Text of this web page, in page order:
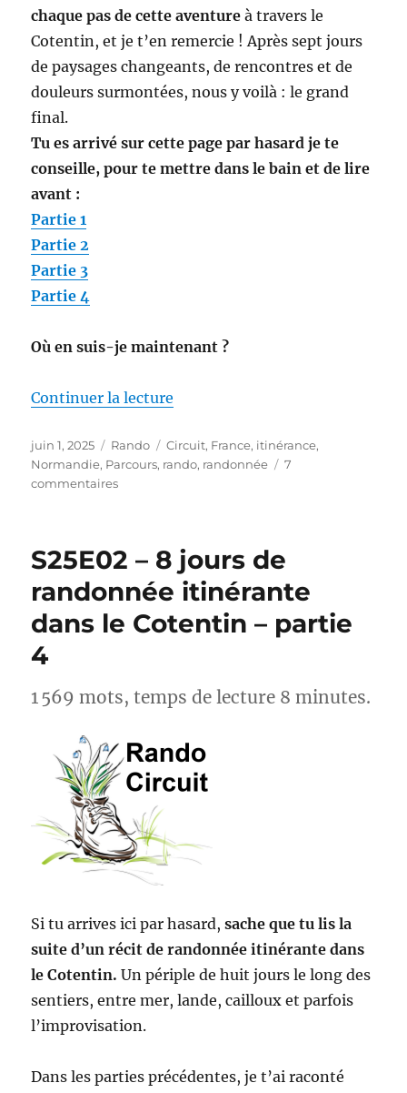
chaque pas de cette aventure à travers le
Cotentin, et je t’en remercie ! Après sept jours
de paysages changeants, de rencontres et de
douleurs surmontées, nous y voilà : le grand
final.
Tu es arrivé sur cette page par hasard je te
conseille, pour te mettre dans le bain et de lire
avant :
Partie 1
Partie 2
Partie 3
Partie 4
Où en suis-je maintenant ?
Continuer la lecture
Publié
le
juin 1, 2025 Catégories
Rando Étiquettes
Circuit, France, itinérance,
Normandie, Parcours, rando, randonnée
7
commentairessur
de
randonnée
itinérante
dans
le
partie
FIN
S25E02 – 8 jours de
randonnée itinérante
dans le Cotentin – partie
4
1 569 mots, temps de lecture 8 minutes.
Si tu arrives ici par hasard,sache que tu lis la
suite d’un récit de randonnée itinérante dans
le Cotentin.Un périple de huit jours le long des
sentiers, entre mer, lande, cailloux et parfois
l’improvisation.
Dans les parties précédentes, je t’ai raconté